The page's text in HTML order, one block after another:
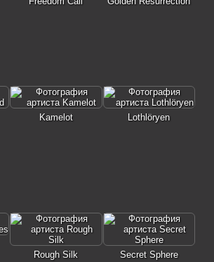
Kamelot Lothlöryen
Rough Silk
Secret Sphere